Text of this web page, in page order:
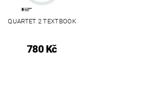
QUARTET 2 TEXTBOOK
780 Kč